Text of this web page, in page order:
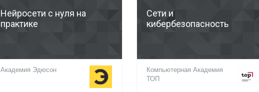
Нейросети с нуля на
практике
Академия Эдюсон
Сети и
кибербезопасность
Компьютерная Академия
ТОП